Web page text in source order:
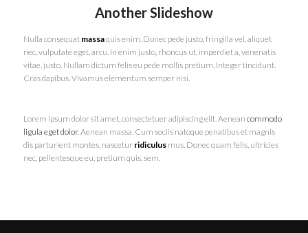
Another Slideshow
Nulla consequat massaquis enim. Donec pede justo, fringilla vel, aliquet
nec, vulputate eget, arcu. In enim justo, rhoncus ut, imperdiet a, venenatis
vitae, justo. Nullam dictum felis eu pede mollis pretium. Integer tincidunt.
Cras dapibus. Vivamus elementum semper nisi.
Lorem ipsum dolor sit amet, consectetuer adipiscing elit. Aenean commodo
ligula eget dolor. Aenean massa. Cum sociis natoque penatibus et magnis
dis parturient montes, nascetur ridiculusmus. Donec quam felis, ultricies
nec, pellentesque eu, pretium quis, sem.